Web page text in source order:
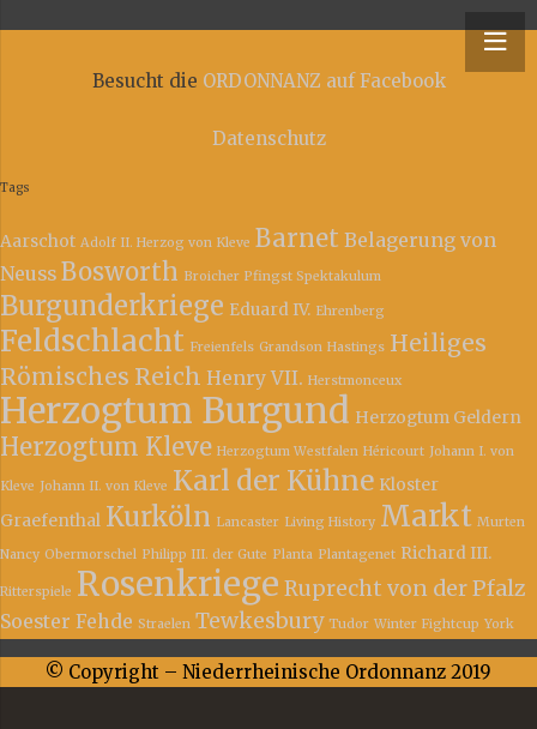
Niederrheinische Ordonnanz
Besucht die ORDONNANZ auf Facebook
Datenschutz
Tags
Aarschot Adolf II. Herzog von Kleve Barnet Belagerung von
Neuss Bosworth Broicher Pfingst Spektakulum
Burgunderkriege Eduard IV. Ehrenberg
Feldschlacht Freienfels Grandson Hastings Heiliges
Römisches Reich Henry VII. Herstmonceux
Herzogtum Burgund Herzogtum Geldern
Herzogtum Kleve Herzogtum Westfalen Héricourt Johann I. von
Kleve Johann II. von Kleve Karl der Kühne Kloster
Graefenthal Kurköln Lancaster Living History Markt Murten
Nancy Obermorschel Philipp III. der Gute Planta Plantagenet Richard III.
Ritterspiele Rosenkriege Ruprecht von der Pfalz
Soester Fehde Straelen Tewkesbury Tudor Winter Fightcup York
© Copyright – Niederrheinische Ordonnanz 2019